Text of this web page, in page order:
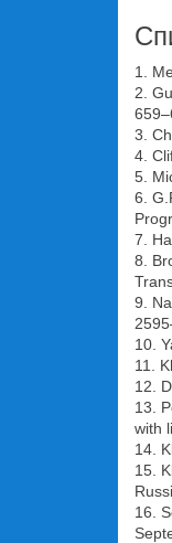
1.
2.
3.
4.
5.
6.
7.
8.
9.
10.
11.
12.
13.
with
14.
15.
16.